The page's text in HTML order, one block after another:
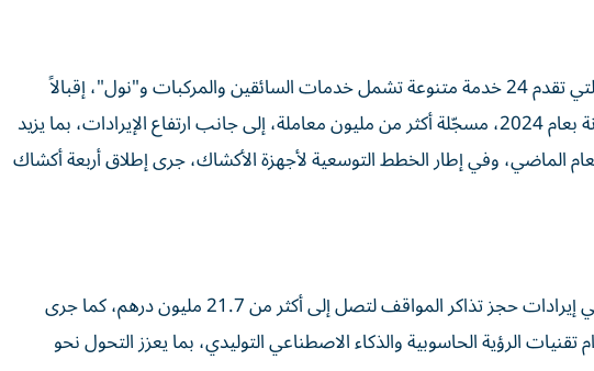
على مستوى القنوات البديلة، شهدت الأكشاك الذكية، التي تقدم 24 خدمة متنوعة تشمل خدمات السائقين والمركبات و"نول"، إقبالاً
متزايداً، حيث ارتفع عدد المعاملات بنسبة 17.3% مقارنة بعام 2024، مسجّلة أكثر من مليون معاملة، إلى جانب ارتفاع الإيرادات، بما يزيد
محققاً نمواً فاق 11% مقارنة بالعام الماضي، وفي إطار الخطط التوسعية لأجهزة الأكشاك، جرى إطلاق أربعة أكشاك
تقدم قناة (واتساب) 16 خدمة، وشهدت نمواً ملحوظاً في إيرادات حجز تذاكر المواقف لتصل إلى أكثر من 21.7 مليون درهم، كما جرى
الرؤية الحاسوبية والذكاء الاصطناعي التوليدي، بما يعزز التحول نحو